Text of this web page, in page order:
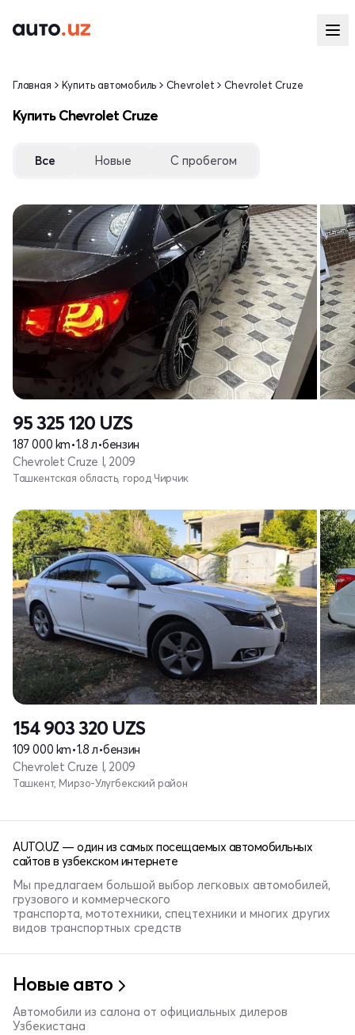
Главная Купить автомобиль Chevrolet Chevrolet Cruze
Купить Chevrolet Cruze
Все Новые С пробегом
95 325 120 UZS
187 000 km•1.8 л•бензин
Chevrolet Cruze I, 2009
Ташкентская область, город Чирчик
154 903 320 UZS
109 000 km•1.8 л•бензин
Chevrolet Cruze I, 2009
Ташкент, Мирзо-Улугбекский район
AUTO.UZ — один из самых посещаемых автомобильных
сайтов в узбекском интернете
Мы предлагаем большой выбор легковых автомобилей,
грузового и коммерческого
транспорта, мототехники, спецтехники и многих других
видов транспортных средств
Новые авто
Автомобили из салона от официальных дилеров
Узбекистана